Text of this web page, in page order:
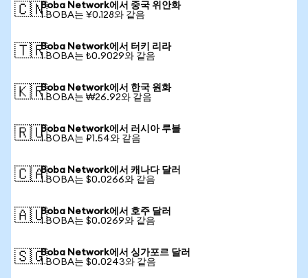
🇨🇳Boba Network에서 중국 위안화
1 BOBA는 ¥0.128와 같음
🇹🇷Boba Network에서 터키 리라
1 BOBA는 ₺0.9029와 같음
🇰🇷Boba Network에서 한국 원화
1 BOBA는 ₩26.92와 같음
🇷🇺Boba Network에서 러시아 루블
1 BOBA는 ₽1.54와 같음
🇨🇦Boba Network에서 캐나다 달러
1 BOBA는 $0.0266와 같음
🇦🇺Boba Network에서 호주 달러
1 BOBA는 $0.0269와 같음
🇸🇬Boba Network에서 싱가포르 달러
1 BOBA는 $0.0243와 같음